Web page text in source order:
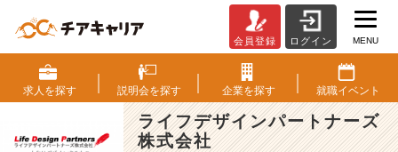
イ
フ
デ
ザ
イ
会員登録 ログイン MENU
求人を探す 説明会を探す 企業を探す 就職イベント
ライフデザインパートナーズ
株式会社